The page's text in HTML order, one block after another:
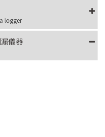
logger
儀器